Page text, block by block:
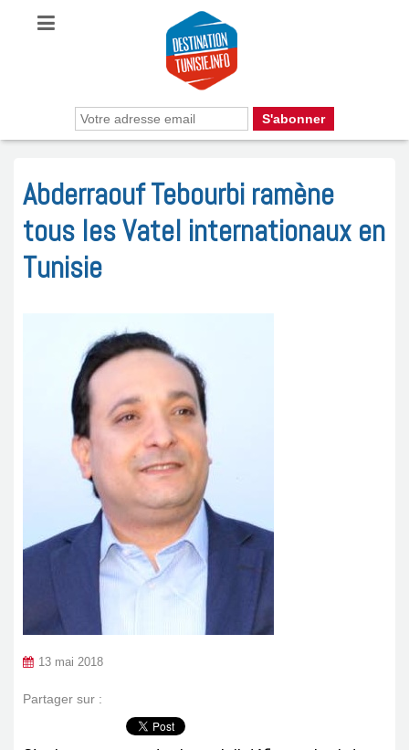
Abderraouf Tebourbi ramène
tous les Vatel internationaux en
Tunisie
13 mai 2018
Partager sur :